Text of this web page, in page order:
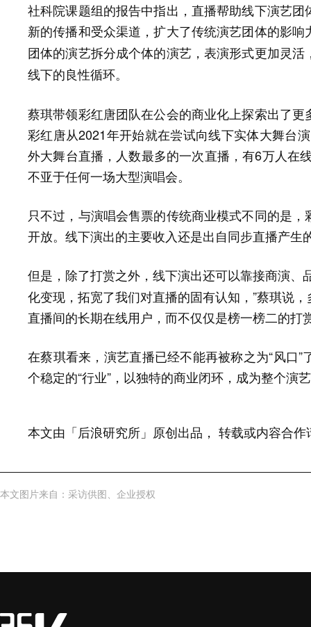
社科院课题组的报告中指出，直播帮助线下演艺
新的传播和受众渠道，扩大了传统演艺团体的影
团体的演艺拆分成个体的演艺，表演形式更加灵
线下的良性循环。
蔡琪带领彩红唐团队在公会的商业化上探索出了
彩红唐从2021年开始就在尝试向线下实体大舞台
外大舞台直播，人数最多的一次直播，有6万人在
不亚于任何一场大型演唱会。
只不过，与演唱会售票的传统商业模式不同的是
开放。线下演出的主要收入还是出自同步直播产生
但是， 除了打赏之外，线下演出还可以靠接商演、
化变现，拓宽了我们对直播的固有认知，”蔡琪说
直播间的长期在线用户，而不仅仅是榜一榜二的打
在蔡琪看来，演艺直播已经不能再被称之为“风口
个稳定的“行业”，以独特的商业闭环，成为整个演
本文由 「后浪研究所 」 原创出品 ， 转载或内容合作
本文图片来自 ： 采访供图、 企业授权